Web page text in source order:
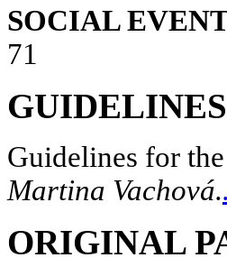
SOCIAL
71
GUIDELINES
Guidelines for
Martina Vachová.
ORIGINAL